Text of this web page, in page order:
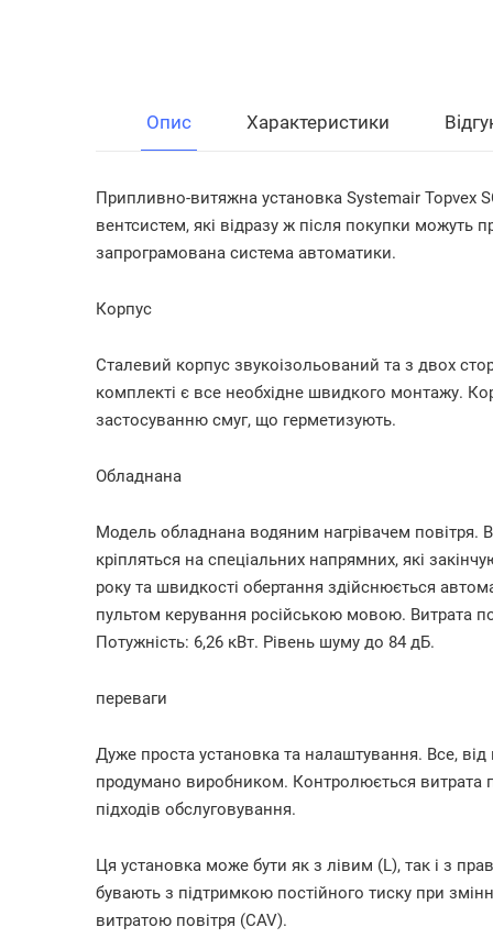
Опис Характеристики
Припливно-витяжна установка Systemair Topvex
вентсистем, які відразу ж після покупки
запрограмована система автоматики.
Корпус
Сталевий корпус звукоізольований та з двох
комплекті є все необхідне швидкого монтажу.
застосуванню смуг, що герметизують.
Обладнана
Модель обладнана водяним нагрівачем повітря.
кріпляться на спеціальних напрямних, які
року та швидкості обертання здійснюється
пультом керування російською мовою. Витрата
Потужність: 6,26 кВт. Рівень шуму до 84 дБ.
переваги
Дуже проста установка та налаштування. Все,
продумано виробником. Контролюється витрата
підходів обслуговування.
Ця установка може бути як з лівим (L), так і з
бувають з підтримкою постійного тиску при
витратою повітря (CAV).